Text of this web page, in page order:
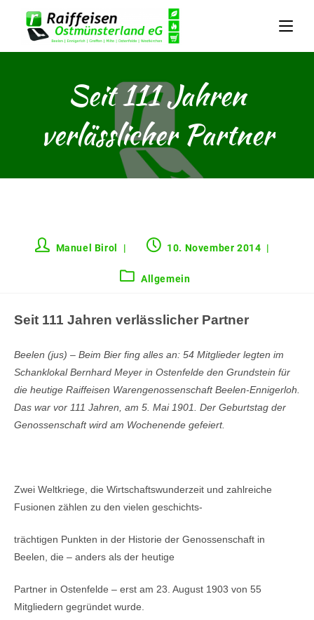
Seit 111 Jahren
verlässlicher Partner
Manuel Birol 10. November 2014
Allgemein
Seit 111 Jahren verlässlicher Partner
Beelen (jus) – Beim Bier fing alles an: 54 Mitglieder legten im
Schanklokal Bernhard Meyer in Ostenfelde den Grundstein für
die heutige Raiffeisen Warengenossenschaft Beelen-Ennigerloh.
Das war vor 111 Jahren, am 5. Mai 1901. Der Geburtstag der
Genossenschaft wird am Wochenende gefeiert.
Zwei Weltkriege, die Wirtschaftswunderzeit und zahlreiche
Fusionen zählen zu den vielen geschichts-
trächtigen Punkten in der Historie der Genossenschaft in
Beelen, die – anders als der heutige
Partner in Ostenfelde – erst am 23. August 1903 von 55
Mitgliedern gegründet wurde.